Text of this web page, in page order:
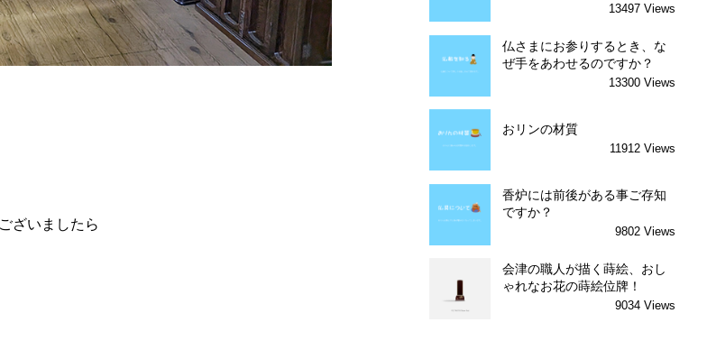
13497 Views
仏さまにお参りするとき、な
ぜ手をあわせるのですか？
13300 Views
おリンの材質
11912 Views
香炉には前後がある事ご存知
ですか？
9802 Views
会津の職人が描く蒔絵、おし
ゃれなお花の蒔絵位牌！
9034 Views